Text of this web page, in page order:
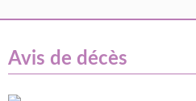
Avis de décès